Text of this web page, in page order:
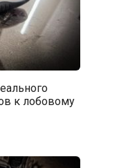
к лобовому